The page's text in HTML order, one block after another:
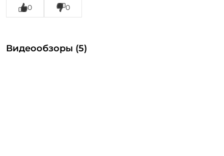
0 0
Видеообзоры (5)